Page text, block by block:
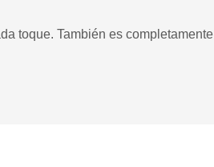
toque. También es completamente